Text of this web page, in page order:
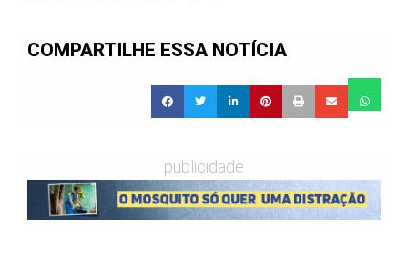
COMPARTILHE ESSA NOTÍCIA
publicidade